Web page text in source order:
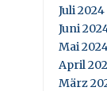
Juli 2024
Juni
Mai
April
März